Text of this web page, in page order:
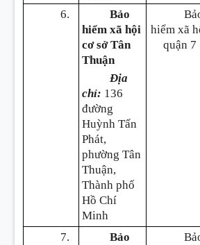
6.
Bảo
hiểm xã hội
cơ sở Tân
Thuận
Địa
chỉ: 136
đường
Huỳnh Tấn
Phát,
phường Tân
Thuận,
Thành phố
Hồ Chí
Minh
hiểm xã
quận 7
7.
Bảo